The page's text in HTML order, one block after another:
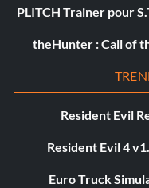
PLITCH Trainer pour
theHunter : Call of
Resident Evil
Resident Evil 4
Euro Truck